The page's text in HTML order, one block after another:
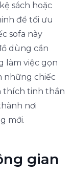
sách hoặc
để tối ưu
sofa này
dùng cần
làm việc gọn
những chiếc
thích tinh thần
nơi
mới.
gian